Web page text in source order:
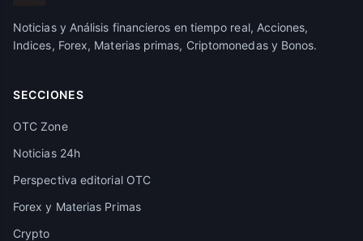
Noticias y Análisis financieros en tiempo real, Acciones,
Indices, Forex, Materias primas, Criptomonedas y Bonos.
SECCIONES
OTC Zone
Noticias 24h
Perspectiva editorial OTC
Forex y Materias Primas
Crypto